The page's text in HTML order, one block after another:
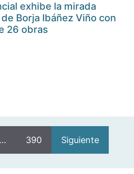
exhibe la mirada
Borja Ibáñez Viño con
26 obras
… 390 Siguiente